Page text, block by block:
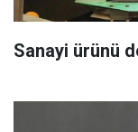
Sanayi ürünü